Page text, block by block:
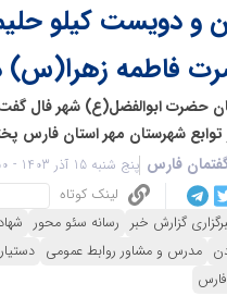
دویست کیلو
فاطمه زهرا(س)
توابع شهرستان مهر استان فارس
فارس پنج شنبه 15 آذر 1403 - 14:50
لینک کوتاه
گزارش خبر رسانه سئو محور
مدرس و مشاور روابط عمومی